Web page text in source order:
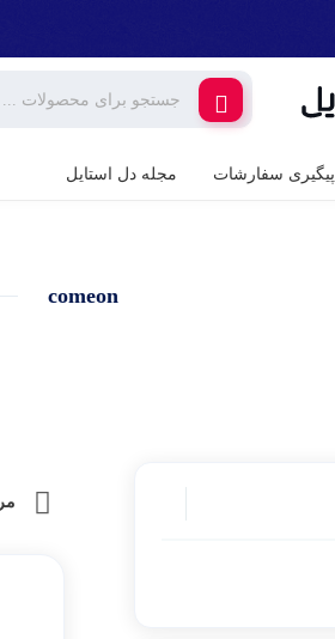
شارژر و کابل گوشی
پیگیری سفارشات مجله دل استایل
comeon